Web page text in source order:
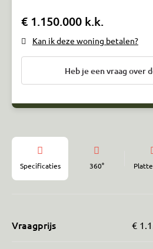
€ 1.150.000 k.k.
Kan ik deze woning betalen?
Heb je een vraag over
Specificaties 360°
Vraagprijs €